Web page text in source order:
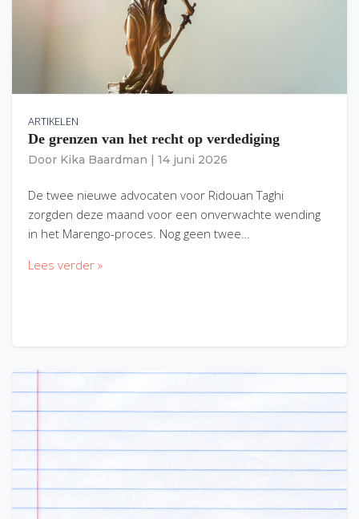
ARTIKELEN
De grenzen van het recht op verdediging
Door Kika Baardman 14 juni 2026
De twee nieuwe advocaten voor Ridouan Taghi
zorgden deze maand voor een onverwachte wending
in het Marengo-proces. Nog geen twee…
Lees verder »